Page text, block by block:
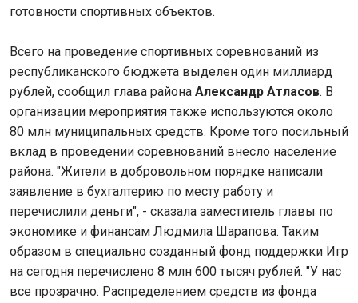
готовности спортивных объектов.
Всего на проведение спортивных соревнований из
республиканского бюджета выделен один миллиард
рублей, сообщил глава района Александр Атласов. В
организации мероприятия также используются около
80 млн муниципальных средств. Кроме того посильный
вклад в проведении соревнований внесло население
района. "Жители в добровольном порядке написали
заявление в бухгалтерию по месту работу и
перечислили деньги", - сказала заместитель главы по
экономике и финансам Людмила Шарапова. Таким
образом в специально созданный фонд поддержки Игр
на сегодня перечислено 8 млн 600 тысяч рублей. "У нас
все прозрачно. Распределением средств из фонда